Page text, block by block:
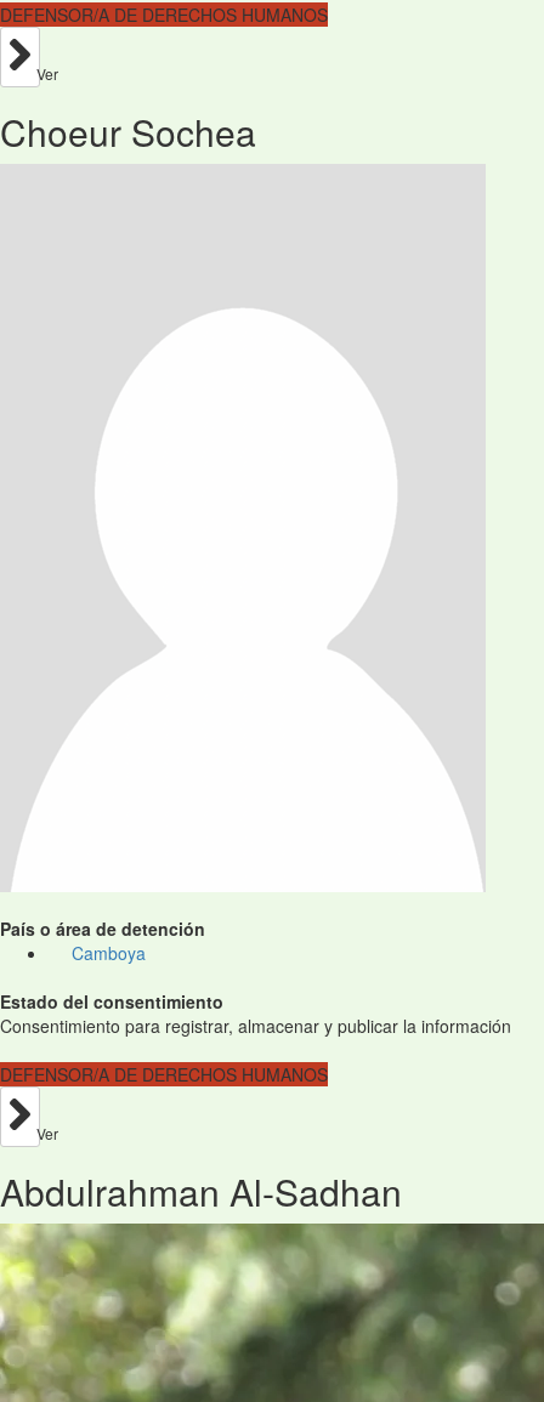
DEFENSOR/A DE DERECHOS HUMANOS
Ver
Choeur Sochea
País o área de detención
Camboya
Estado del consentimiento
Consentimiento para registrar, almacenar y publicar la información
DEFENSOR/A DE DERECHOS HUMANOS
Ver
Abdulrahman Al-Sadhan